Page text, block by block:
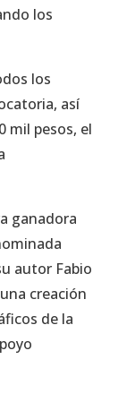
los
los
así
mil pesos, el
ganadora
autor Fabio
creación
de la